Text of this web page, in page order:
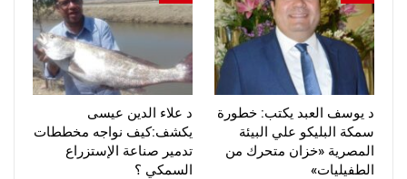
د يوسف العبد يكتب: خطورة
سمكة البليكو علي البيئة
المصرية «خزان متحرك من
الطفيليات»
د علاء الدين عيسى
يكشف:كيف نواجه مخططات
تدمير صناعة الإستزراع
السمكي ؟